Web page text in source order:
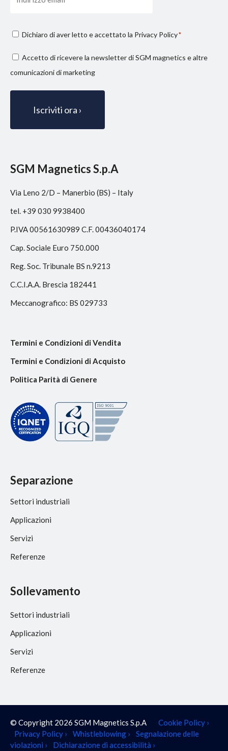
Consenso
*
Dichiaro di aver letto e accettato la Privacy Policy*
Consenso
marketing
Accetto di ricevere la newsletter di SGM magnetics e altre
comunicazioni di marketing
SGM Magnetics S.p.A
Via Leno 2/D – Manerbio (BS) – Italy
tel. +39 030 9938400
P.IVA 00561630989 C.F. 00436040174
Cap. Sociale Euro 750.000
Reg. Soc. Tribunale BS n.9213
C.C.I.A.A. Brescia 182441
Meccanografico: BS 029733
Termini e Condizioni di Vendita
Termini e Condizioni di Acquisto
Politica Parità di Genere
Separazione
Settori industriali
Applicazioni
Servizi
Referenze
Sollevamento
Settori industriali
Applicazioni
Servizi
Referenze
© Copyright 2026 SGM Magnetics S.p.A
Cookie Policy ›
Privacy Policy ›
Whistleblowing ›
Segnalazione delle
violazioni ›
Dichiarazione di accessibilità ›